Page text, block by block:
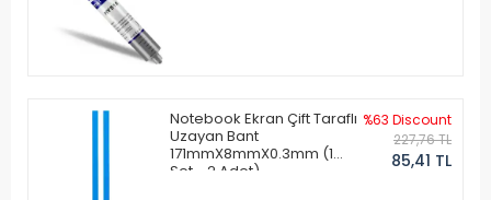
Notebook Ekran Çift Taraflı
Uzayan Bant
171mmX8mmX0.3mm (1
Set - 2 Adet)
%63 Discount
227,76 TL
85,41 TL